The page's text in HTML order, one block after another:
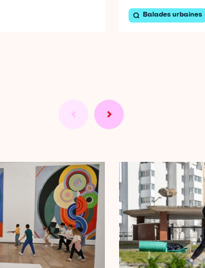
Balades urbaines